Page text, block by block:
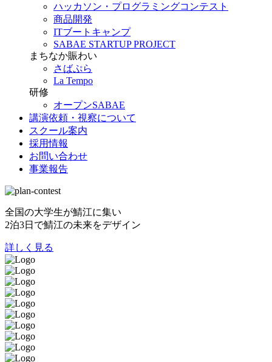
ハッカソン・プログラミングコンテスト
商品開発
ITブートキャンプ
SABAE STARTUP PROJECT
まちなか賑わい
さばぷら
La Tempo
研修
オープンSABAE
講演依頼・視察について
スクール案内
採用情報
お問い合わせ
事業報告
全国の大学生が鯖江に集い
2泊3日で鯖江の未来をデザイン
詳しく見る